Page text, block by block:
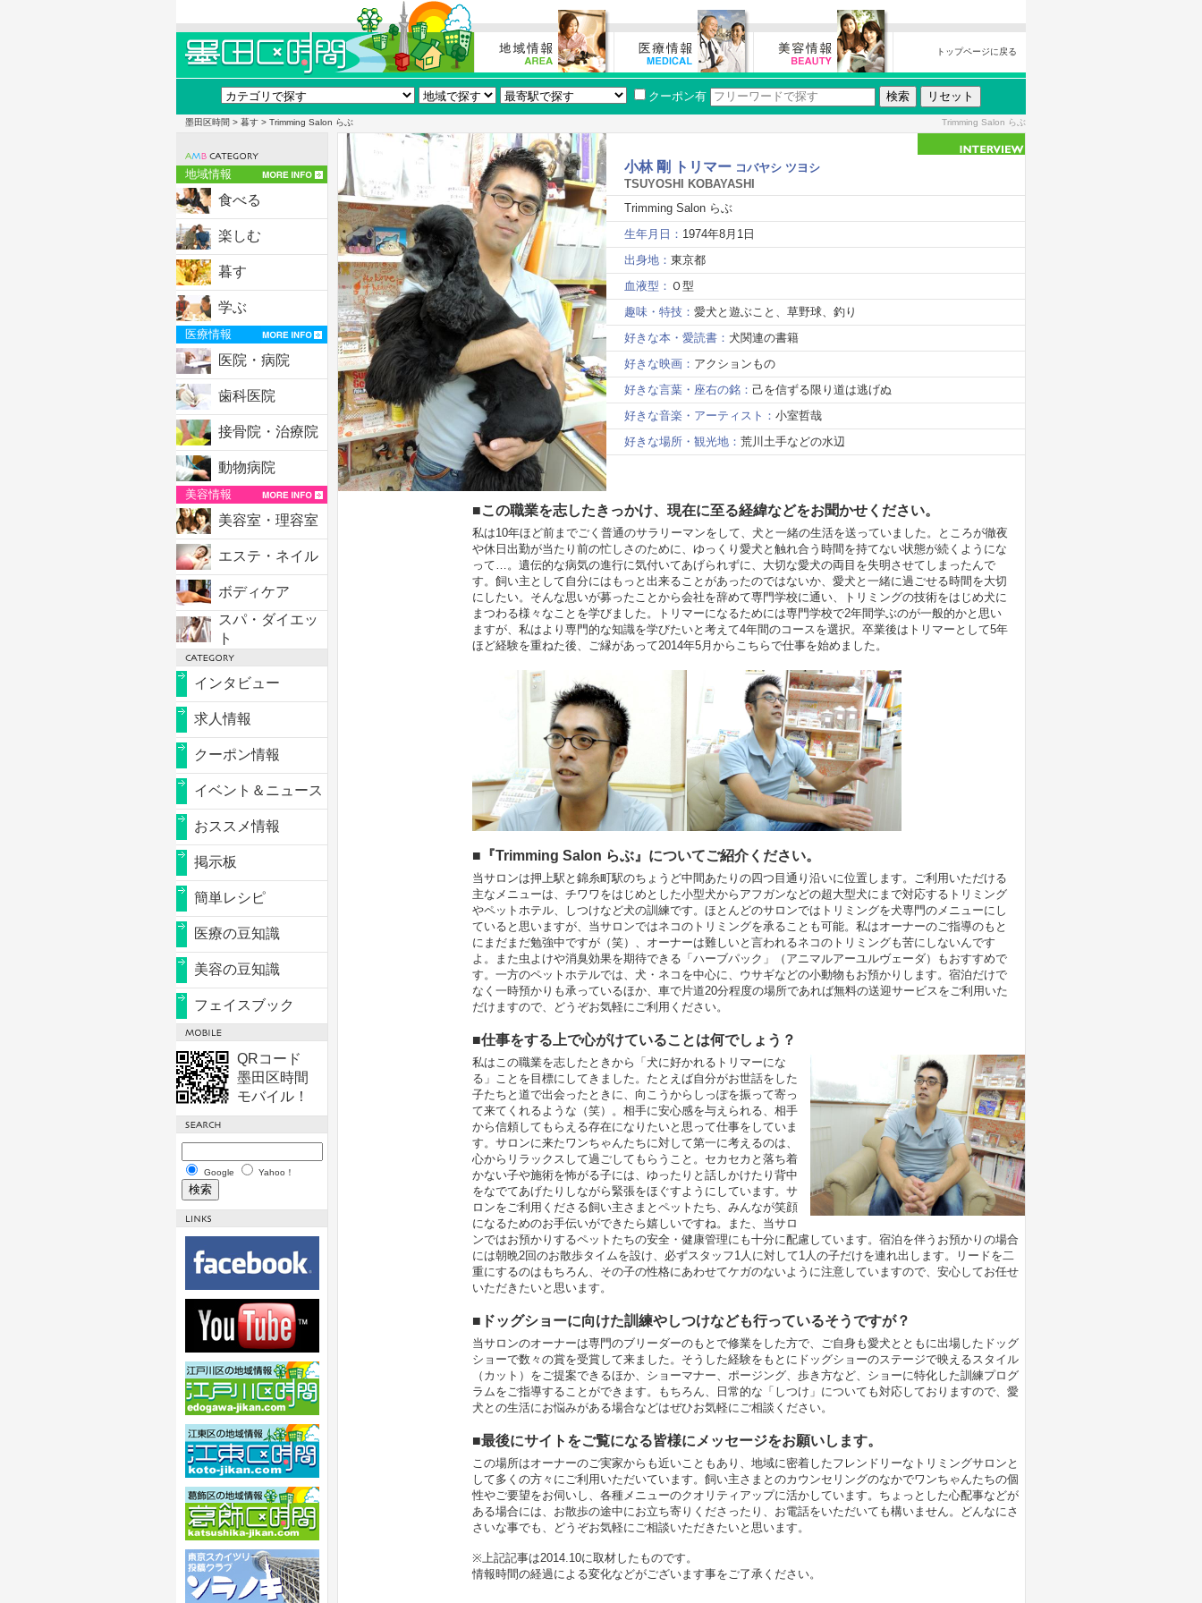
トップページに戻る
クーポン有
墨田区時間 > 暮す > Trimming Salon らぶ Trimming Salon らぶ
地域情報
食べる
楽しむ
暮す
学ぶ
医療情報
医院・病院
歯科医院
接骨院・治療院
動物病院
美容情報
美容室・理容室
エステ・ネイル
ボディケア
スパ・ダイエッ
ト
インタビュー
求人情報
クーポン情報
イベント＆ニュース
おススメ情報
掲示板
簡単レシピ
医療の豆知識
美容の豆知識
フェイスブック
QRコード
墨田区時間
モバイル！
Google Yahoo！
小林 剛 トリマー コバヤシ ツヨシ
TSUYOSHI KOBAYASHI
Trimming Salon らぶ
生年月日： 1974年8月1日
出身地： 東京都
血液型： Ｏ型
趣味・特技： 愛犬と遊ぶこと、草野球、釣り
好きな本・愛読書： 犬関連の書籍
好きな映画： アクションもの
好きな言葉・座右の銘： 己を信ずる限り道は逃げぬ
好きな音楽・アーティスト： 小室哲哉
好きな場所・観光地： 荒川土手などの水辺
■この職業を志したきっかけ、現在に至る経緯などをお聞かせください。
私は10年ほど前までごく普通のサラリーマンをして、犬と一緒の生活を送っていました。ところが徹夜
や休日出勤が当たり前の忙しさのために、ゆっくり愛犬と触れ合う時間を持てない状態が続くようにな
って…。遺伝的な病気の進行に気付いてあげられずに、大切な愛犬の両目を失明させてしまったんで
す。飼い主として自分にはもっと出来ることがあったのではないか、愛犬と一緒に過ごせる時間を大切
にしたい。そんな思いが募ったことから会社を辞めて専門学校に通い、トリミングの技術をはじめ犬に
まつわる様々なことを学びました。トリマーになるためには専門学校で2年間学ぶのが一般的かと思い
ますが、私はより専門的な知識を学びたいと考えて4年間のコースを選択。卒業後はトリマーとして5年
ほど経験を重ねた後、ご縁があって2014年5月からこちらで仕事を始めました。
■『Trimming Salon らぶ』についてご紹介ください。
当サロンは押上駅と錦糸町駅のちょうど中間あたりの四つ目通り沿いに位置します。ご利用いただける
主なメニューは、チワワをはじめとした小型犬からアフガンなどの超大型犬にまで対応するトリミング
やペットホテル、しつけなど犬の訓練です。ほとんどのサロンではトリミングを犬専門のメニューにし
ていると思いますが、当サロンではネコのトリミングを承ることも可能。私はオーナーのご指導のもと
にまだまだ勉強中ですが（笑）、オーナーは難しいと言われるネコのトリミングも苦にしないんです
よ。また虫よけや消臭効果を期待できる「ハーブパック」（アニマルアーユルヴェーダ）もおすすめで
す。一方のペットホテルでは、犬・ネコを中心に、ウサギなどの小動物もお預かりします。宿泊だけで
なく一時預かりも承っているほか、車で片道20分程度の場所であれば無料の送迎サービスをご利用いた
だけますので、どうぞお気軽にご利用ください。
■仕事をする上で心がけていることは何でしょう？
私はこの職業を志したときから「犬に好かれるトリマーにな
る」ことを目標にしてきました。たとえば自分がお世話をした
子たちと道で出会ったときに、向こうからしっぽを振って寄っ
て来てくれるような（笑）。相手に安心感を与えられる、相手
から信頼してもらえる存在になりたいと思って仕事をしていま
す。サロンに来たワンちゃんたちに対して第一に考えるのは、
心からリラックスして過ごしてもらうこと。セカセカと落ち着
かない子や施術を怖がる子には、ゆったりと話しかけたり背中
をなでてあげたりしながら緊張をほぐすようにしています。サ
ロンをご利用くださる飼い主さまとペットたち、みんなが笑顔
になるためのお手伝いができたら嬉しいですね。また、当サロ
ンではお預かりするペットたちの安全・健康管理にも十分に配慮しています。宿泊を伴うお預かりの場合
には朝晩2回のお散歩タイムを設け、必ずスタッフ1人に対して1人の子だけを連れ出します。リードを二
重にするのはもちろん、その子の性格にあわせてケガのないように注意していますので、安心してお任せ
いただきたいと思います。
■ドッグショーに向けた訓練やしつけなども行っているそうですが？
当サロンのオーナーは専門のブリーダーのもとで修業をした方で、ご自身も愛犬とともに出場したドッグ
ショーで数々の賞を受賞して来ました。そうした経験をもとにドッグショーのステージで映えるスタイル
（カット）をご提案できるほか、ショーマナー、ポージング、歩き方など、ショーに特化した訓練プログ
ラムをご指導することができます。もちろん、日常的な「しつけ」についても対応しておりますので、愛
犬との生活にお悩みがある場合などはぜひお気軽にご相談ください。
■最後にサイトをご覧になる皆様にメッセージをお願いします。
この場所はオーナーのご実家からも近いこともあり、地域に密着したフレンドリーなトリミングサロンと
して多くの方々にご利用いただいています。飼い主さまとのカウンセリングのなかでワンちゃんたちの個
性やご要望をお伺いし、各種メニューのクオリティアップに活かしています。ちょっとした心配事などが
ある場合には、お散歩の途中にお立ち寄りくださったり、お電話をいただいても構いません。どんなにさ
さいな事でも、どうぞお気軽にご相談いただきたいと思います。
※上記記事は2014.10に取材したものです。
情報時間の経過による変化などがございます事をご了承ください。